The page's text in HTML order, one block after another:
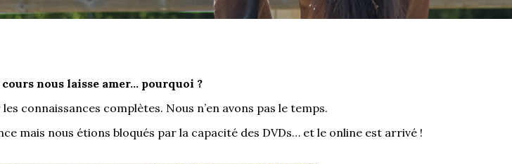
cours nous laisse amer… pourquoi ?
connaissances complètes. Nous n’en avons pas le temps.
mais nous étions bloqués par la capacité des DVDs… et le online est arrivé !